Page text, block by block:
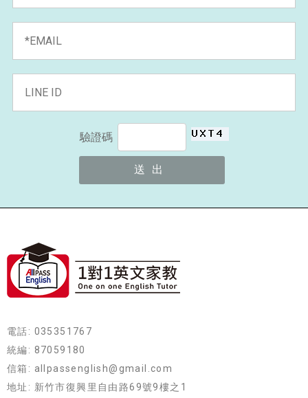
驗證碼
電話: 035351767
統編: 87059180
信箱: allpassenglish@gmail.com
地址: 新竹市復興里自由路69號9樓之1